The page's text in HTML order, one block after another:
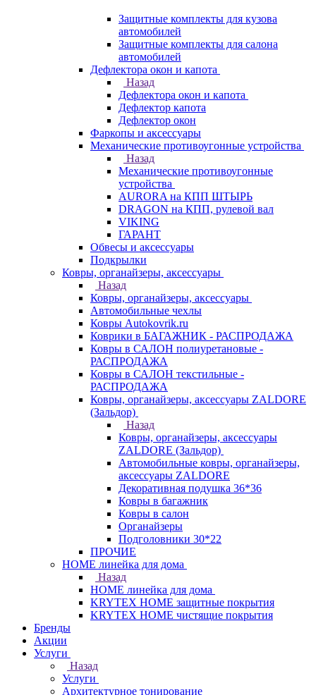
Защитные комплекты для кузова
автомобилей
Защитные комплекты для салона
автомобилей
Дефлектора окон и капота
Назад
Дефлектора окон и капота
Дефлектор капота
Дефлектор окон
Фаркопы и аксессуары
Механические противоугонные устройства
Назад
Механические противоугонные
устройства
AURORA на КПП ШТЫРЬ
DRAGON на КПП, рулевой вал
VIKING
ГАРАНТ
Обвесы и аксессуары
Подкрылки
Ковры, органайзеры, аксессуары
Назад
Ковры, органайзеры, аксессуары
Автомобильные чехлы
Ковры Autokovrik.ru
Коврики в БАГАЖНИК - РАСПРОДАЖА
Ковры в САЛОН полиуретановые -
РАСПРОДАЖА
Ковры в САЛОН текстильные -
РАСПРОДАЖА
Ковры, органайзеры, аксессуары ZALDORE
(Зальдор)
Назад
Ковры, органайзеры, аксессуары
ZALDORE (Зальдор)
Автомобильные ковры, органайзеры,
аксессуары ZALDORE
Декоративная подушка 36*36
Ковры в багажник
Ковры в салон
Органайзеры
Подголовники 30*22
ПРОЧИЕ
HOME линейка для дома
Назад
HOME линейка для дома
KRYTEX HOME защитные покрытия
KRYTEX HOME чистящие покрытия
Бренды
Акции
Услуги
Назад
Услуги
Архитектурное тонирование